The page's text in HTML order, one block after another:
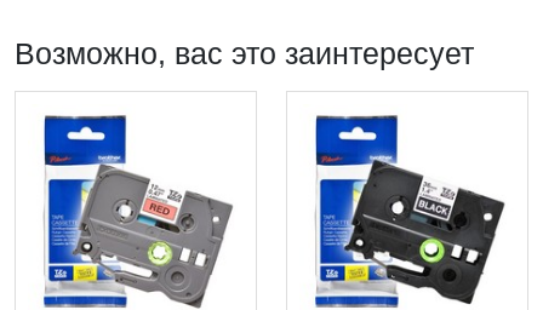
Возможно, вас это заинтересует